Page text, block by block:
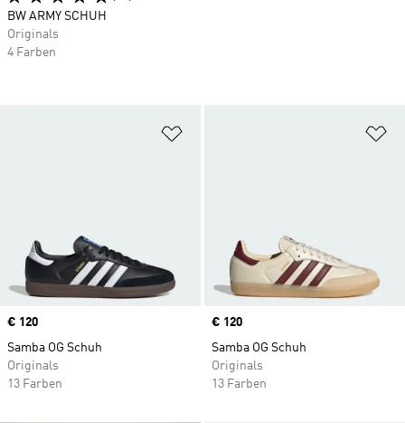
Price
€ 120
Samba OG Schuh
Originals
13 Farben
Price
€ 120
Samba OG Schuh
Originals
13 Farben
BW ARMY SCHUH
Originals
4 Farben